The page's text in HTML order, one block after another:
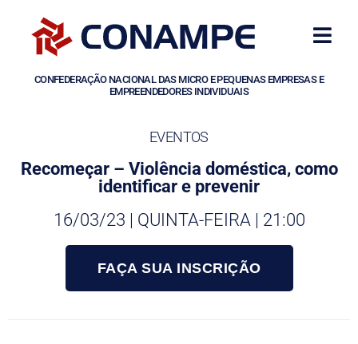
CONFEDERAÇÃO NACIONAL DAS MICRO E PEQUENAS EMPRESAS E
EMPREENDEDORES INDIVIDUAIS
EVENTOS
Recomeçar – Violência doméstica, como
identificar e prevenir
16/03/23 | QUINTA-FEIRA | 21:00
FAÇA SUA INSCRIÇÃO